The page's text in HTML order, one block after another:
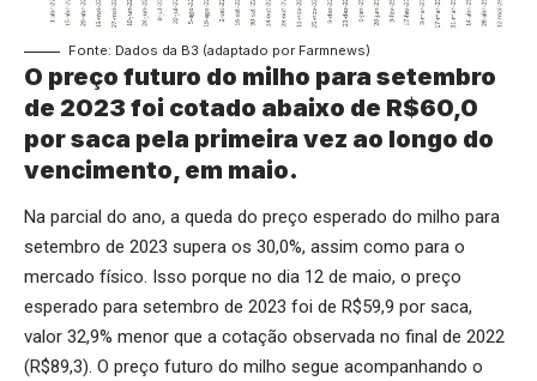
Fonte: Dados da B3 (adaptado por Farmnews)
O preço futuro do milho para setembro
de 2023 foi cotado abaixo de R$60,0
por saca pela primeira vez ao longo do
vencimento, em maio.
Na parcial do ano, a queda do preço esperado do milho para
setembro de 2023 supera os 30,0%, assim como para o
mercado físico. Isso porque no dia 12 de maio, o preço
esperado para setembro de 2023 foi de R$59,9 por saca,
valor 32,9% menor que a cotação observada no final de 2022
(R$89,3). O preço futuro do milho segue acompanhando o